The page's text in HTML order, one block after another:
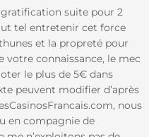
n
-
f
a
c
e
b
o
o
k
t
t
e
r
b
e
suite pour 2
tel entretenir cet force
et la propreté pour
votre connaissance, le mec
le plus de 5€ dans
peuvent modifier d’après
nous
en compagnie de